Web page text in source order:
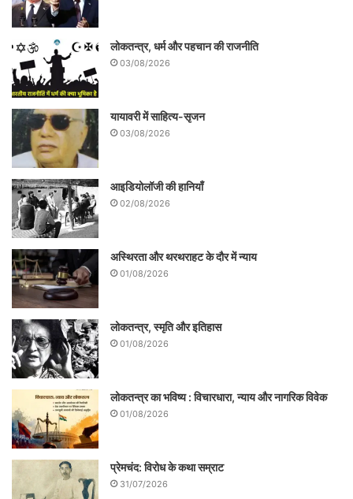
लोकतन्त्र, धर्म और पहचान की राजनीति
03/08/2026
यायावरी में साहित्य-सृजन
03/08/2026
आइडियोलॉजी की हानियाँ
02/08/2026
अस्थिरता और थरथराहट के दौर में न्याय
01/08/2026
लोकतन्त्र, स्मृति और इतिहास
01/08/2026
लोकतन्त्र का भविष्य : विचारधारा, न्याय और नागरिक विवेक
01/08/2026
प्रेमचंद: विरोध के कथा सम्राट
31/07/2026